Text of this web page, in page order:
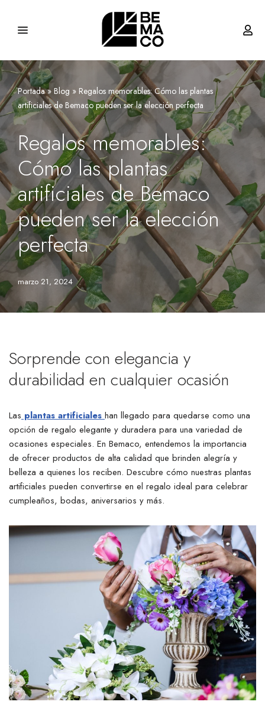
Saltar
contenido
Portada» Blog » Regalos memorables: Cómo las plantas
artificiales de Bemaco pueden ser la elección perfecta
Regalos memorables:
Cómo las plantas
artificiales de Bemaco
pueden ser la elección
perfecta
marzo 21, 2024
Sorprende con elegancia y
durabilidad en cualquier ocasión
Las plantas artificiales han llegado para quedarse como una
opción de regalo elegante y duradera para una variedad de
ocasiones especiales. En Bemaco, entendemos la importancia
de ofrecer productos de alta calidad que brinden alegría y
belleza a quienes los reciben. Descubre cómo nuestras plantas
artificiales pueden convertirse en el regalo ideal para celebrar
cumpleaños, bodas, aniversarios y más.